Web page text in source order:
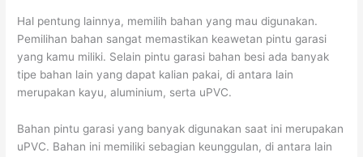
Hal pentung lainnya, memilih bahan yang mau digunakan.
Pemilihan bahan sangat memastikan keawetan pintu garasi
yang kamu miliki. Selain pintu garasi bahan besi ada banyak
tipe bahan lain yang dapat kalian pakai, di antara lain
merupakan kayu, aluminium, serta uPVC.
Bahan pintu garasi yang banyak digunakan saat ini merupakan
uPVC. Bahan ini memiliki sebagian keunggulan, di antara lain